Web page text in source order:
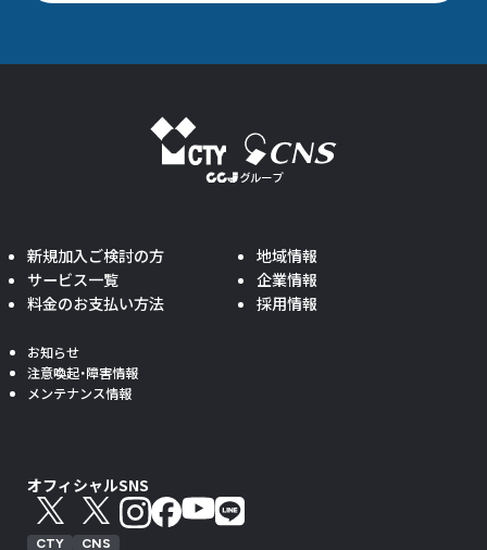
新規加入ご検討の方
サービス一覧
料金のお支払い方法
地域情報
企業情報
採用情報
お知らせ
注意喚起・障害情報
メンテナンス情報
オフィシャルSNS
CTY CNS